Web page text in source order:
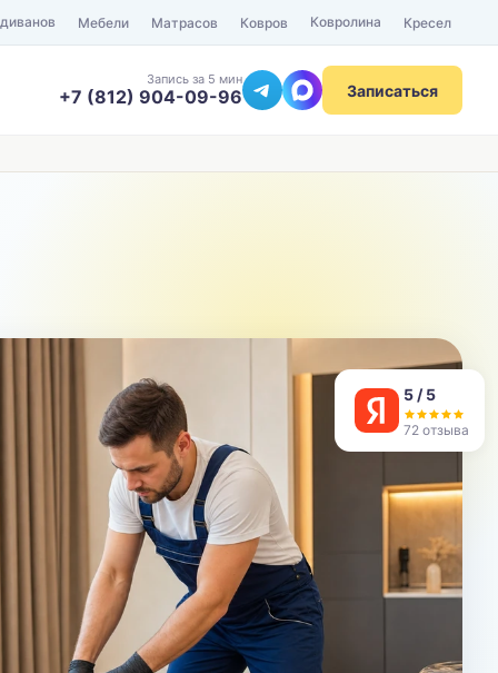
Мебели Матрасов Ковров Ковролина Кресел
Запись за 5 мин
+7 (812) 904-09-96 Записаться
5 / 5
72 отзыва